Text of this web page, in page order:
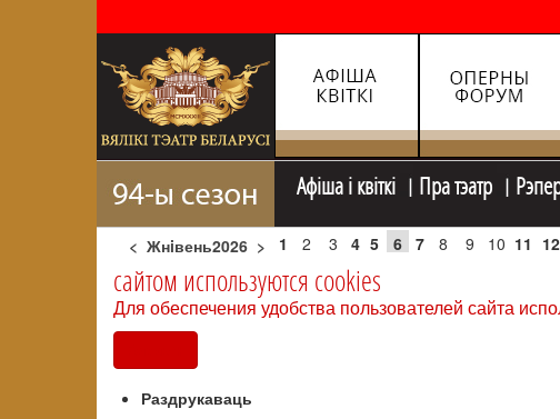
Афiша i квiткi Пра тэатр
< Жнiвень2026 > 1 2 3 4 5 6 7 8 9 10 11 12
сайтом используются cookies
Для обеспечения удобства пользователей сайта
Раздрукаваць